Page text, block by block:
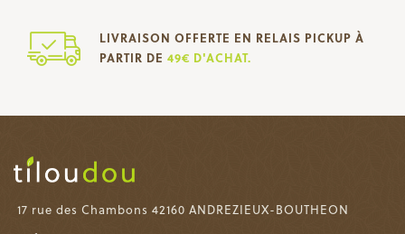
LIVRAISON OFFERTE EN RELAIS PICKUP À
PARTIR DE 49€ D'ACHAT.
17 rue des Chambons 42160 ANDREZIEUX-BOUTHEON